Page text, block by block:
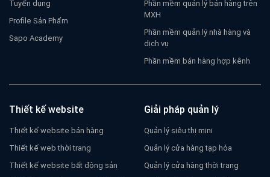
Tuyển dụng
Profile Sản Phẩm
Sapo Academy
Phần mềm quản lý bán hàng trên
MXH
Phần mềm quản lý nhà hàng và
dịch vụ
Phần mềm bán hàng hợp kênh
Thiết kế website
Thiết kế website bán hàng
Thiết kế web thời trang
Thiết kế website bất động sản
Giải pháp quản lý
Quản lý siêu thị mini
Quản lý cửa hàng tạp hóa
Quản lý cửa hàng thời trang